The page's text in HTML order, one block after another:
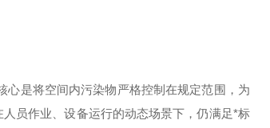
心是将空间内污染物严格控制在规定范围，为
员作业、设备运行的动态场景下，仍满足*标